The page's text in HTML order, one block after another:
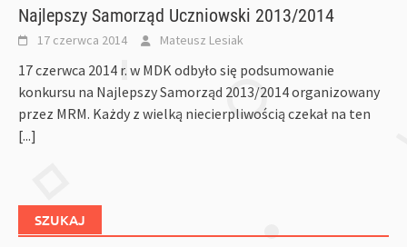
Najlepszy Samorząd Uczniowski 2013/2014
17 czerwca 2014 Mateusz Lesiak
17 czerwca 2014 r. w MDK odbyło się podsumowanie
konkursu na Najlepszy Samorząd 2013/2014 organizowany
przez MRM. Każdy z wielką niecierpliwością czekał na ten
[...]
SZUKAJ